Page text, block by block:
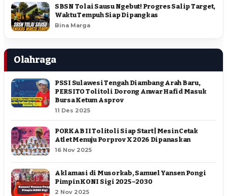
SBSN Tolai Sausu Ngebut! Progres Salip Target,
Waktu Tempuh Siap Dipangkas
Bina Marga
Olahraga
PSSI Sulawesi Tengah Diambang Arah Baru,
PERSITO Tolitoli Dorong Anwar Hafid Masuk
Bursa Ketum Asprov
11 Des 2025
PORKAB II Tolitoli Siap Start | Mesin Cetak
Atlet Menuju Porprov X 2026 Dipanaskan
16 Nov 2025
Aklamasi di Musorkab, Samuel Yansen Pongi
Pimpin KONI Sigi 2025–2030
2 Nov 2025